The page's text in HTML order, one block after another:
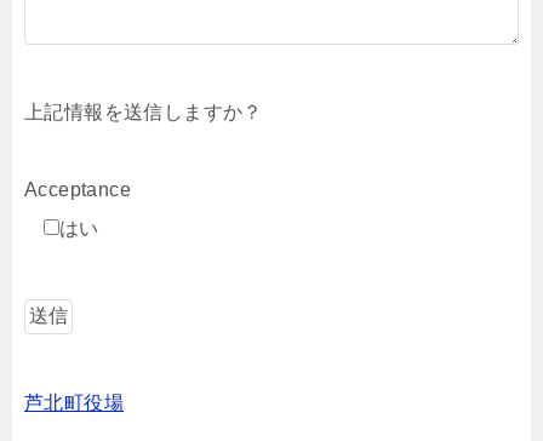
上記情報を送信しますか？
Acceptance
はい
芦北町役場